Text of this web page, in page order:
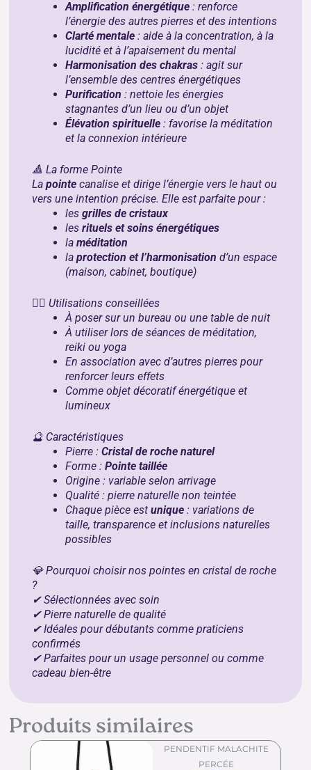
Amplification énergétique : renforce
l’énergie des autres pierres et des intentions
Clarté mentale : aide à la concentration, à la
lucidité et à l’apaisement du mental
Harmonisation des chakras : agit sur
l’ensemble des centres énergétiques
Purification : nettoie les énergies
stagnantes d’un lieu ou d’un objet
Élévation spirituelle : favorise la méditation
et la connexion intérieure
🔺 La forme Pointe
Lapointe canalise et dirige l’énergie vers le haut ou
vers une intention précise. Elle est parfaite pour :
lesgrilles de cristaux
lesrituels et soins énergétiques
laméditation
laprotection et l’harmonisation d’un espace
(maison, cabinet, boutique)
🧘‍♀️ Utilisations conseillées
À poser sur un bureau ou une table de nuit
À utiliser lors de séances de méditation,
reiki ou yoga
En association avec d’autres pierres pour
renforcer leurs effets
Comme objet décoratif énergétique et
lumineux
🔮 Caractéristiques
Pierre :Cristal de roche naturel
Forme :Pointe taillée
Origine : variable selon arrivage
Qualité : pierre naturelle non teintée
Chaque pièce estunique : variations de
taille, transparence et inclusions naturelles
possibles
💎 Pourquoi choisir nos pointes en cristal de roche
?
✔ Sélectionnées avec soin
✔ Pierre naturelle de qualité
✔ Idéales pour débutants comme praticiens
confirmés
✔ Parfaites pour un usage personnel ou comme
cadeau bien-être
Produits similaires
PENDENTIF MALACHITE
PERCÉE